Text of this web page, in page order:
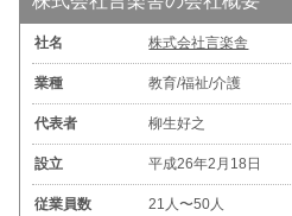
社名 株式会社言楽舎
業種 教育/福祉/介護
代表者 柳生好之
設立 平成26年2月18日
従業員数 21人〜50人